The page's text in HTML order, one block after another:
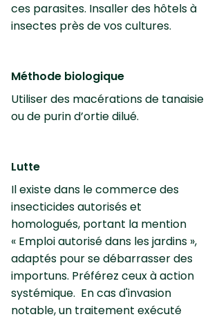
ces parasites. Insaller des hôtels à
insectes près de vos cultures.
Méthode biologique
Utiliser des macérations de tanaisie
ou de purin d’ortie dilué.
Lutte
Il existe dans le commerce des
insecticides autorisés et
homologués, portant la mention
« Emploi autorisé dans les jardins »,
adaptés pour se débarrasser des
importuns. Préférez ceux à action
systémique. En cas d'invasion
notable, un traitement exécuté